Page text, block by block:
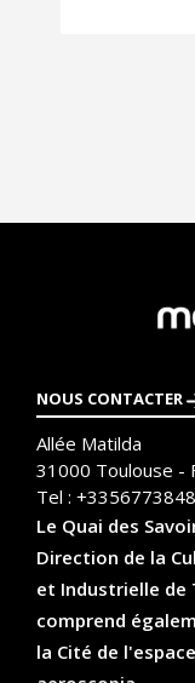
NOUS CONTACTER
Allée Matilda
31000 Toulouse -
Tel :
Le Quai des
Direction de la
et Industrielle de
comprend
la Cité de